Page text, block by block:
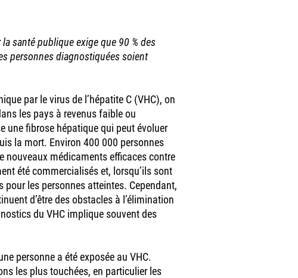
la santé publique exige que 90 % des
personnes diagnostiquées soient
par le virus de l’hépatite C (VHC), on
les pays à revenus faible ou
une fibrose hépatique qui peut évoluer
la mort. Environ 400 000 personnes
nouveaux médicaments efficaces contre
été commercialisés et, lorsqu’ils sont
les personnes atteintes. Cependant,
d’être des obstacles à l’élimination
du VHC implique souvent des
personne a été exposée au VHC.
les plus touchées, en particulier les